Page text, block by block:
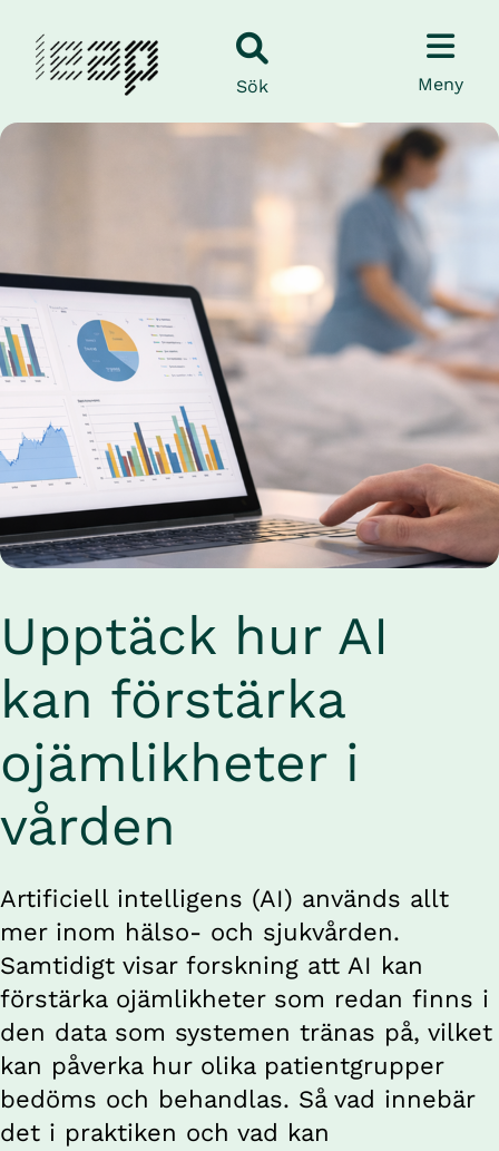
Sök Meny
Upptäck hur AI
kan förstärka
ojämlikheter i
vården
Artificiell intelligens (AI) används allt
mer inom hälso- och sjukvården.
Samtidigt visar forskning att AI kan
förstärka ojämlikheter som redan finns i
den data som systemen tränas på, vilket
kan påverka hur olika patientgrupper
bedöms och behandlas. Så vad innebär
det i praktiken och vad kan